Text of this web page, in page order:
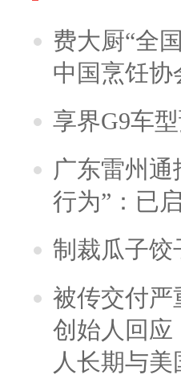
费大厨“全
中国烹饪协
享界G9车
广东雷州
行为”：已
制裁瓜子饺
被传交付严
创始人回应
人长期与